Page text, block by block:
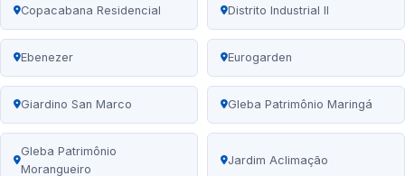
Copacabana Residencial Distrito Industrial II
Ebenezer Eurogarden
Giardino San Marco Gleba Patrimônio Maringá
Gleba Patrimônio
Morangueiro
Jardim Aclimação